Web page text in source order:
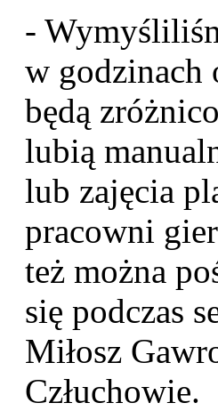
-
w godzinach
będą
lubią
lub zajęcia
pracowni
też można
się podczas
Miłosz
Człuchowie.